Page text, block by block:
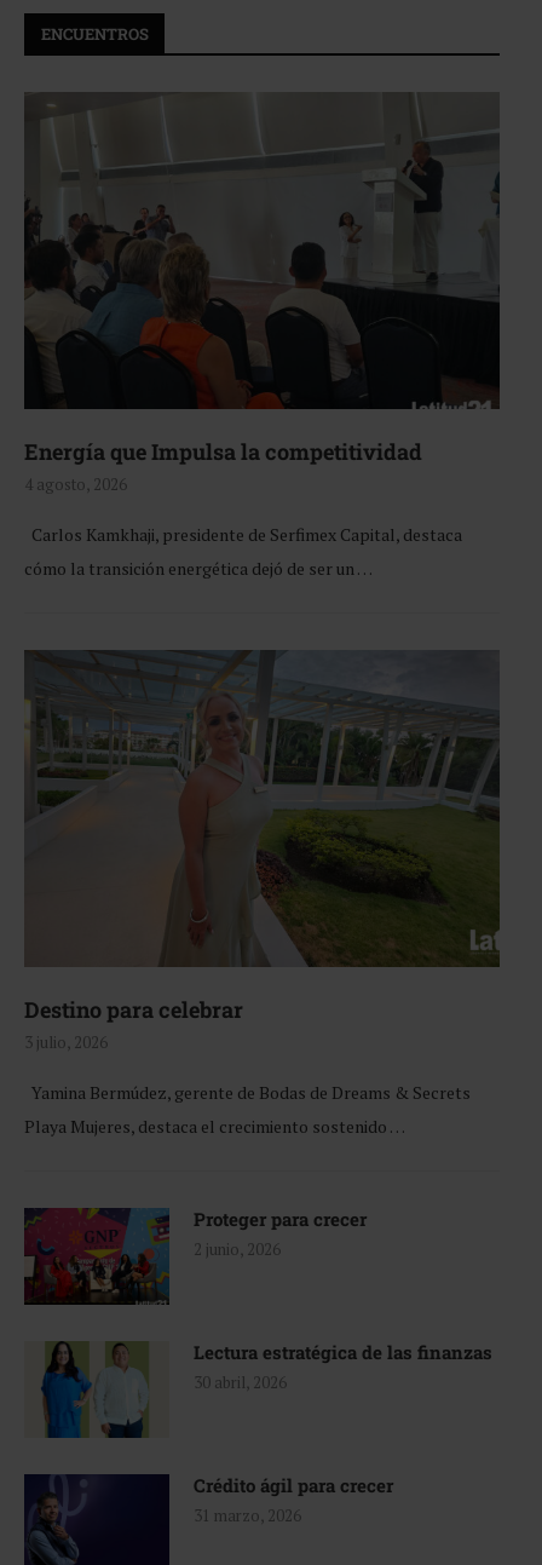
ENCUENTROS
Energía que Impulsa la competitividad
4 agosto, 2026
Carlos Kamkhaji, presidente de Serfimex Capital, destaca
cómo la transición energética dejó de ser un …
Destino para celebrar
3 julio, 2026
Yamina Bermúdez, gerente de Bodas de Dreams & Secrets
Playa Mujeres, destaca el crecimiento sostenido …
Proteger para crecer
2 junio, 2026
Lectura estratégica de las finanzas
30 abril, 2026
Crédito ágil para crecer
31 marzo, 2026